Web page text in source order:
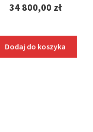
34 800,00 zł
Dodaj do koszyka